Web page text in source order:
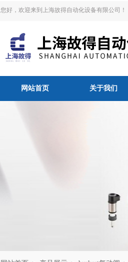
您好，欢迎来到上海故得自动化设备有限公司！
网站首页 关于我们